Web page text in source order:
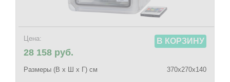
Цена:
28 158 руб.
В КОРЗИНУ
Размеры (В х Ш х Г) см 370х270х140